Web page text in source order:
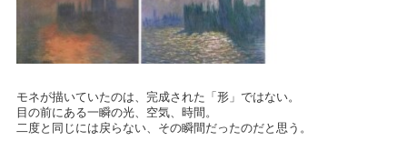
モネが描いていたのは、完成された「形」ではない。
目の前にある一瞬の光、空気、時間。
二度と同じには戻らない、その瞬間だったのだと思う。